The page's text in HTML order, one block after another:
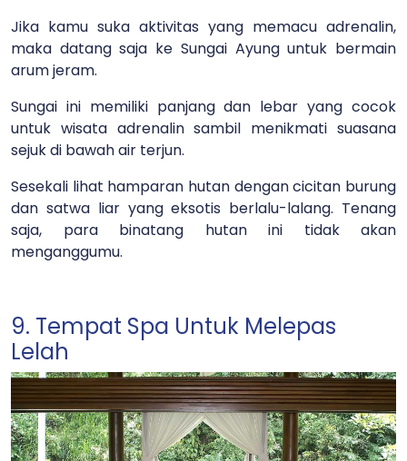
Jika kamu suka aktivitas yang memacu adrenalin,
maka datang saja ke Sungai Ayung untuk bermain
arum jeram.
Sungai ini memiliki panjang dan lebar yang cocok
untuk wisata adrenalin sambil menikmati suasana
sejuk di bawah air terjun.
Sesekali lihat hamparan hutan dengan cicitan burung
dan satwa liar yang eksotis berlalu-lalang. Tenang
saja, para binatang hutan ini tidak akan
menganggumu.
9. Tempat Spa Untuk Melepas
Lelah